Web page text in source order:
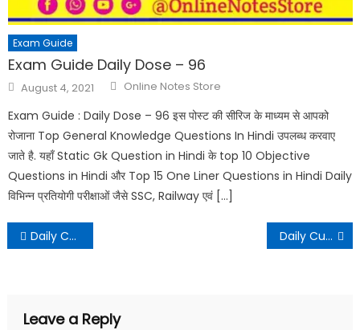
Exam Guide
Exam Guide Daily Dose – 96
August 4, 2021 Online Notes Store
Exam Guide : Daily Dose – 96 इस पोस्ट की सीरिज के माध्यम से आपको
रोजाना Top General Knowledge Questions In Hindi उपलब्ध करवाए
जाते है. यहाँ Static Gk Question in Hindi के top 10 Objective
Questions in Hindi और Top 15 One Liner Questions in Hindi Daily
विभिन्न प्रतियोगी परीक्षाओं जैसे SSC, Railway एवं […]
Daily Current Affairs – 27 July 2021 Daily Current Affairs – 28 July 2021
Leave a Reply